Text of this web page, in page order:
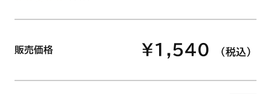
販売価格 ¥1,540 （税込）